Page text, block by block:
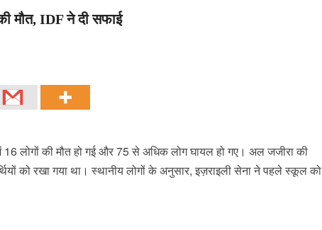
मौत, IDF ने दी सफाई
लोगों की मौत हो गई और 75 से अधिक लोग घायल हो गए। अल जजीरा की
को रखा गया था। स्थानीय लोगों के अनुसार, इज़राइली सेना ने पहले स्कूल को